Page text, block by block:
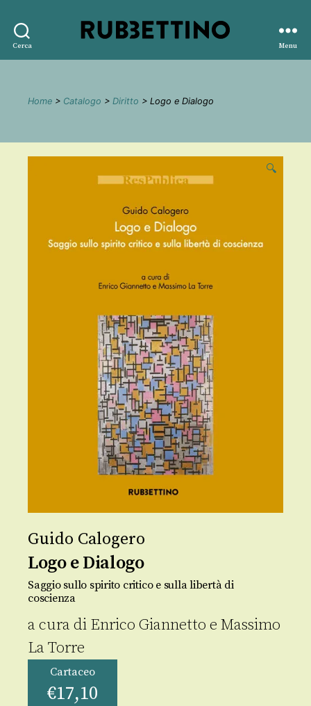
Cerca
editore
Menu
Home > Catalogo > Diritto > Logo e Dialogo
🔍
Guido Calogero
Logo e Dialogo
Saggio sullo spirito critico e sulla libertà di
coscienza
a cura di Enrico Giannetto e Massimo
La Torre
Cartaceo
€17,10